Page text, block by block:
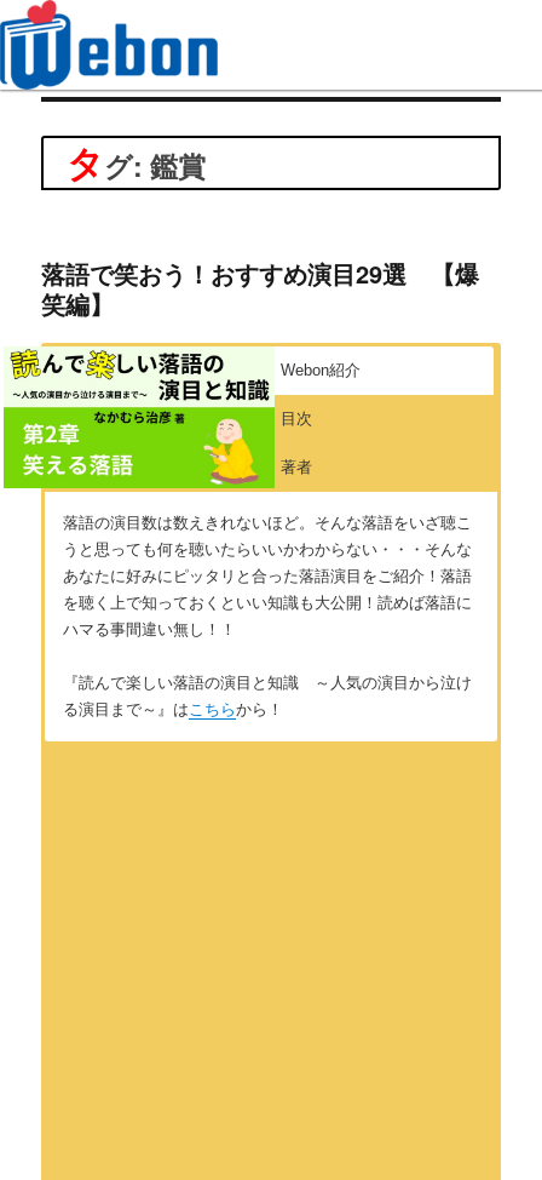
タ グ: 鑑賞
落語で笑おう！おすすめ演目29選 【爆
笑編】
Webon紹介
目次
著者
落語の演目数は数えきれないほど。そんな落語をいざ聴こ
うと思っても何を聴いたらいいかわからない・・・そんな
あなたに好みにピッタリと合った落語演目をご紹介！落語
を聴く上で知っておくといい知識も大公開！読めば落語に
ハマる事間違い無し！！
『読んで楽しい落語の演目と知識 ～人気の演目から泣け
る演目まで～』はこちらから！